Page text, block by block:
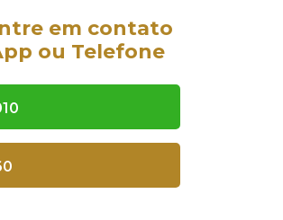
em contato
ou Telefone